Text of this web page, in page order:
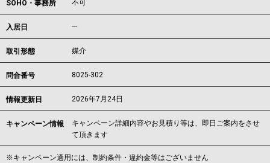
SOHO・事務所 不可
入居日 ---
取引形態 媒介
問合番号 8025-302
情報更新日 2026年7月24日
キャンペーン情報
キャンペーン詳細内容やお見積り等は、即日ご案内をさせ
て頂きます
※キャンペーン適用には、制約条件・違約金等はございません